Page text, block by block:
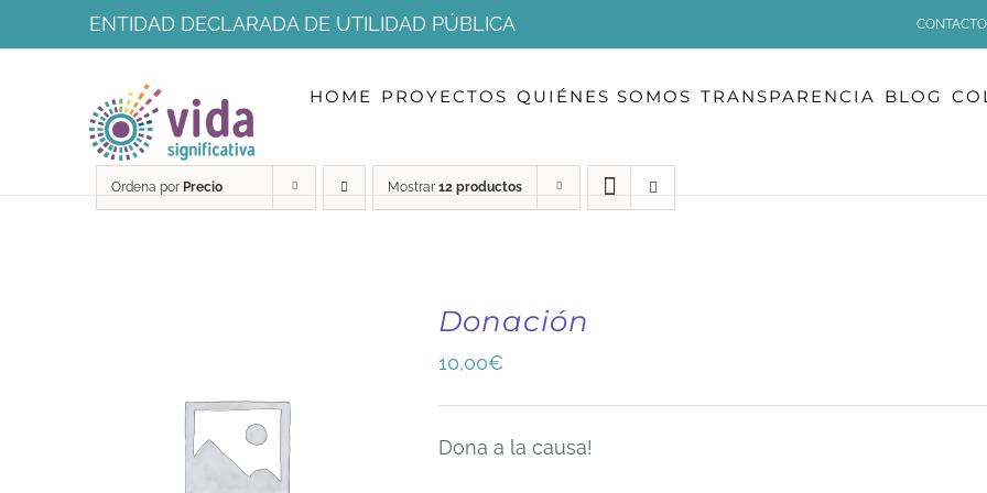
ENTIDAD DECLARADA DE UTILIDAD PÚBLICA CONTACTO
HOME PROYECTOS QUIÉNES SOMOS TRANSPARENCIA BLOG
Ordena por Precio Mostrar 12 productos
Donación
10,00€
Dona a la causa!